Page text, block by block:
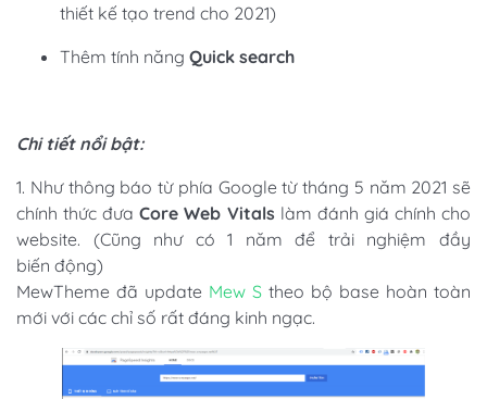
thiết kế tạo trend cho 2021)
Thêm tính năng Quick search
Chi tiết nổi bật:
1. Như thông báo từ phía Google từ tháng 5 năm 2021 sẽ
chính thức đưaCore Web Vitals làm đánh giá chính cho
website. (Cũng như có 1 năm để trải nghiệm đầy
biến động)
MewTheme đã update Mew S theo bộ base hoàn toàn
mới với các chỉ số rất đáng kinh ngạc.